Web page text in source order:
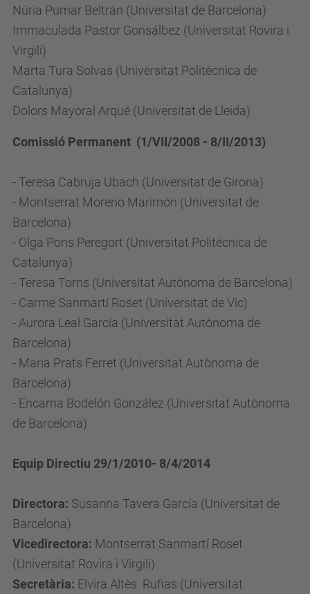
Núria Pumar Beltrán (Universitat de Barcelona)
Immaculada Pastor Gonsálbez (Universitat Rovira i
Virgili)
Marta Tura Solvas (Universitat Politècnica de
Catalunya)
Dolors Mayoral Arqué (Universitat de Lleida)
Comissió Permanent (1/VII/2008 - 8/II/2013)
- Teresa Cabruja Ubach (Universitat de Girona)
- Montserrat Moreno Marimón (Universitat de
Barcelona)
- Olga Pons Peregort (Universitat Politècnica de
Catalunya)
- Teresa Torns (Universitat Autònoma de Barcelona)
- Carme Sanmartí Roset (Universitat de Vic)
- Aurora Leal García (Universitat Autònoma de
Barcelona)
- Maria Prats Ferret (Universitat Autònoma de
Barcelona)
- Encarna Bodelón González (Universitat Autònoma
de Barcelona)
Equip Directiu 29/1/2010- 8/4/2014
Directora: Susanna Tavera García (Universitat de
Barcelona)
Vicedirectora: Montserrat Sanmartí Roset
(Universitat Rovira i Virgili)
Secretària: Elvira Altès Rufias (Universitat